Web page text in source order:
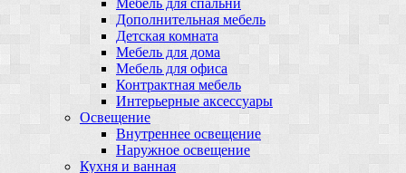
Дополнительная мебель
Детская комната
Мебель для дома
Мебель для офиса
Контрактная мебель
Интерьерные аксессуары
Освещение
Внутреннее освещение
Наружное освещение
Кухня и ванная